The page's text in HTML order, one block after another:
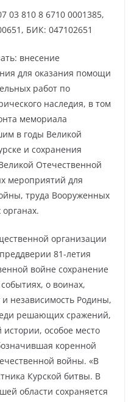
03 810 8 6710 0001385,
БИК: 047102651
внесение
для оказания помощи
работ по
наследия, в том
мемориала
в годы Великой
и сохранения
Отечественной
мероприятий для
труда Вооруженных
организации
81-летия
войне сохранение
о воинах,
независимость Родины,
решающих сражений,
особое место
коренной
войны. «В
Курской битвы. В
области сохраняется